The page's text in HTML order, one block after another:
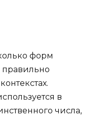
форм
правильно
в
числа,